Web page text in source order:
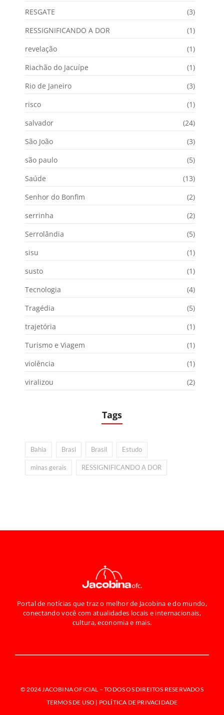
RESGATE
(3)
RESSIGNIFICANDO A DOR
(1)
revelação
(1)
Riachão do Jacuípe
(1)
Rio de Janeiro
(3)
risco
(1)
salvador
(24)
São João
(3)
são paulo
(5)
Saúde
(13)
Senhor do Bonfim
(2)
serrinha
(2)
Serrolândia
(5)
sisu
(1)
susto
(1)
Tecnologia
(4)
Tragédia
(5)
trajetória
(1)
Turismo e Viagem
(1)
violência
(1)
viralizou
(2)
Tags
Bahia Brasi Brasil Estudo
minas gerais RESSIGNIFICANDO A DOR
Portal de notícias que traz o melhor de Jacobina e do mundo,
conectando você com atualidades locais e internacionais,
cultura, economia e mais.
© 2024 JACOBINA OFICIAL –TODOS OS DIREITOS RESERVADOS
TERMOS DE USO | POLÍTICA DE PRIVACIDADE